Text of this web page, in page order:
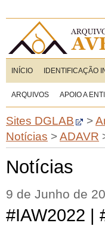
INÍCIO IDENTIFICAÇÃO
ARQUIVOS APOIO A
Sites DGLAB >
Notícias >ADAVR
Notícias
9 de Junho de
#IAW2022 |